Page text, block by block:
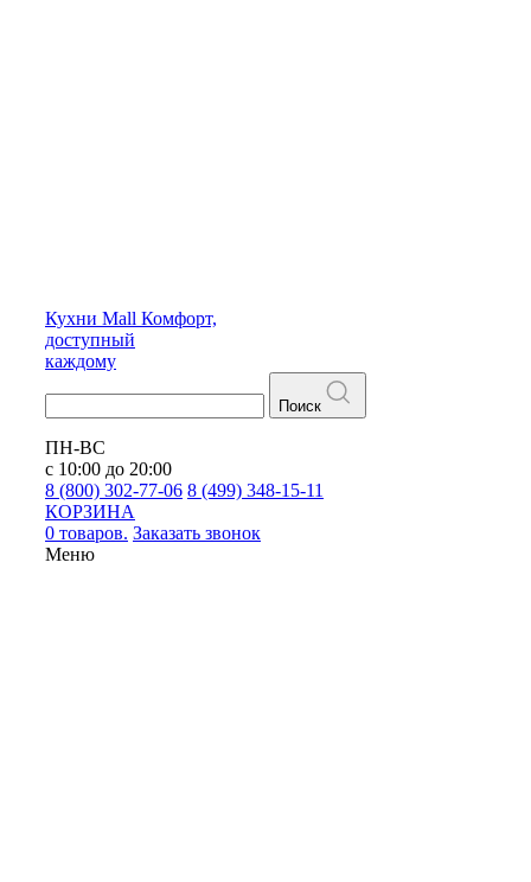
Кухни Mall Комфорт,
доступный
каждому
Поиск
ПН-ВС
с 10:00 до 20:00
8 (800) 302-77-06 8 (499) 348-15-11
КОРЗИНА
0 товаров. Заказать звонок
Меню